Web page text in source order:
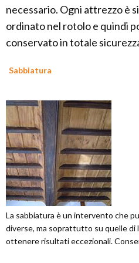
necessario. Ogni attrezzo è
ordinato nel rotolo e quindi
conservato in totale
Sabbiatura
La sabbiatura è un intervento che
diverse, ma soprattutto su quelle
ottenere risultati eccezionali.